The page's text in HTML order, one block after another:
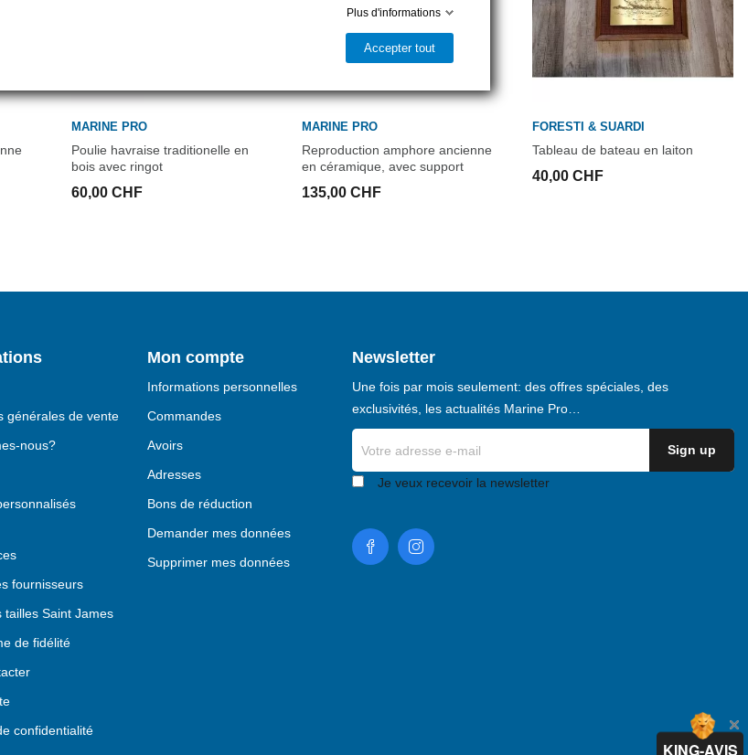
MARINE PRO
Poulie havraise traditionelle en
bois avec ringot
60,00 CHF
MARINE PRO
Reproduction amphore ancienne
en céramique, avec support
135,00 CHF
FORESTI & SUARDI
Tableau de bateau en laiton
40,00 CHF
générales de vente
nous?
fournisseurs
tailles Saint James
de fidélité
confidentialité
Mon compte
Informations personnelles
Commandes
Avoirs
Adresses
Bons de réduction
Demander mes données
Supprimer mes données
Newsletter
Une fois par mois seulement: des offres spéciales, des
exclusivités, les actualités Marine Pro…
Je veux recevoir la newsletter
KING-AVIS
Plus d'informations
Accepter tout